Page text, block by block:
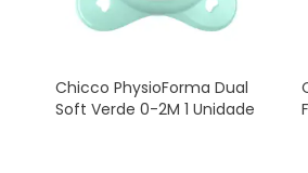
Chicco PhysioForma Dual
Soft Verde 0-2M 1 Unidade